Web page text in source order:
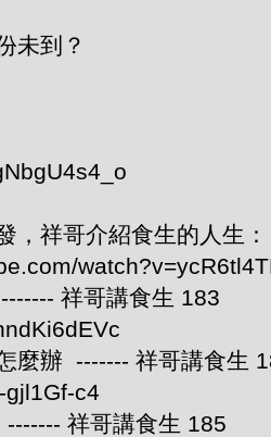
未到？
，祥哥介紹食生的人生：
祥哥講食生 183
麼辦 ------- 祥哥講食生
c4
祥哥講食生 185